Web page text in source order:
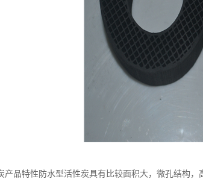
产品特性防水型活性炭具有比较面积大，微孔结构